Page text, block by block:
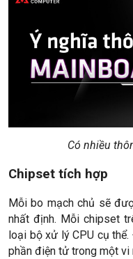
Có nhiều
Chipset tích hợp
Mỗi bo mạch chủ sẽ
nhất định. Mỗi chipset
loại bộ xử lý CPU cụ
phần điện tử trong một vi